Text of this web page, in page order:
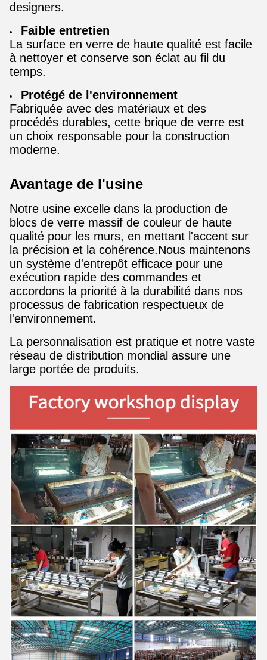
designers.
Faible entretien
La surface en verre de haute qualité est facile
à nettoyer et conserve son éclat au fil du
temps.
Protégé de l'environnement
Fabriquée avec des matériaux et des
procédés durables, cette brique de verre est
un choix responsable pour la construction
moderne.
Avantage de l'usine
Notre usine excelle dans la production de
blocs de verre massif de couleur de haute
qualité pour les murs, en mettant l'accent sur
la précision et la cohérence.Nous maintenons
un système d'entrepôt efficace pour une
exécution rapide des commandes et
accordons la priorité à la durabilité dans nos
processus de fabrication respectueux de
l'environnement.
La personnalisation est pratique et notre vaste
réseau de distribution mondial assure une
large portée de produits.